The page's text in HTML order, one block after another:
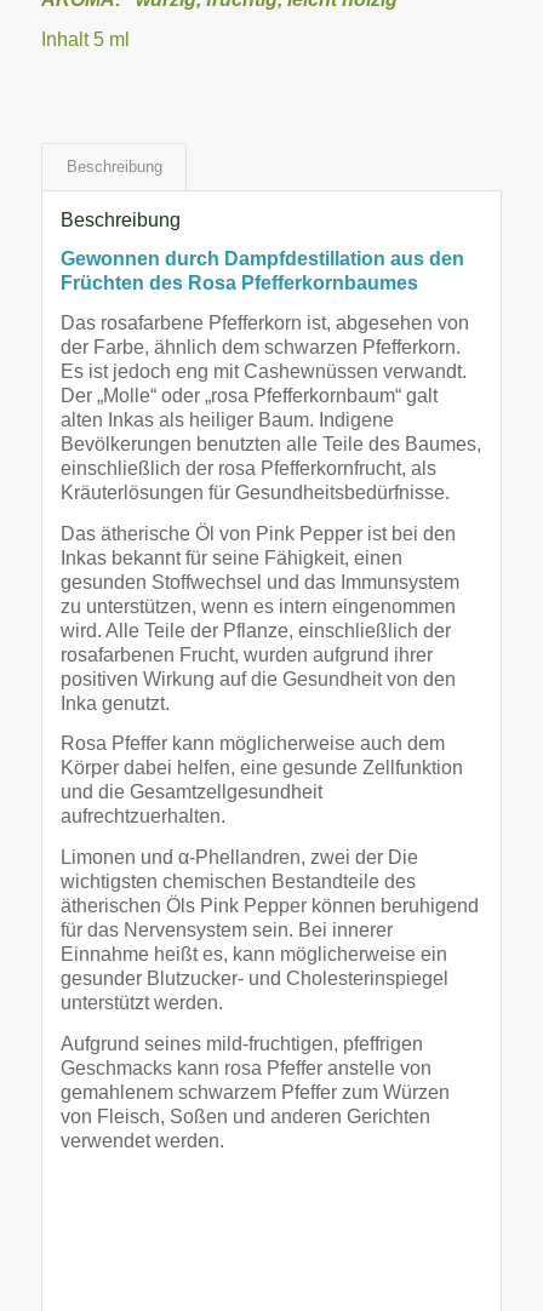
Inhalt 5 ml
Beschreibung
Beschreibung
Gewonnen durch Dampfdestillation aus den
Früchten des Rosa Pfefferkornbaumes
Das rosafarbene Pfefferkorn ist, abgesehen von
der Farbe, ähnlich dem schwarzen Pfefferkorn.
Es ist jedoch eng mit Cashewnüssen verwandt.
Der „Molle“ oder „rosa Pfefferkornbaum“ galt
alten Inkas als heiliger Baum. Indigene
Bevölkerungen benutzten alle Teile des Baumes,
einschließlich der rosa Pfefferkornfrucht, als
Kräuterlösungen für Gesundheitsbedürfnisse.
Das ätherische Öl von Pink Pepper ist bei den
Inkas bekannt für seine Fähigkeit, einen
gesunden Stoffwechsel und das Immunsystem
zu unterstützen, wenn es intern eingenommen
wird. Alle Teile der Pflanze, einschließlich der
rosafarbenen Frucht, wurden aufgrund ihrer
positiven Wirkung auf die Gesundheit von den
Inka genutzt.
Rosa Pfeffer kann möglicherweise auch dem
Körper dabei helfen, eine gesunde Zellfunktion
und die Gesamtzellgesundheit
aufrechtzuerhalten.
Limonen und α-Phellandren, zwei der Die
wichtigsten chemischen Bestandteile des
ätherischen Öls Pink Pepper können beruhigend
für das Nervensystem sein. Bei innerer
Einnahme heißt es, kann möglicherweise ein
gesunder Blutzucker- und Cholesterinspiegel
unterstützt werden.
Aufgrund seines mild-fruchtigen, pfeffrigen
Geschmacks kann rosa Pfeffer anstelle von
gemahlenem schwarzem Pfeffer zum Würzen
von Fleisch, Soßen und anderen Gerichten
verwendet werden.